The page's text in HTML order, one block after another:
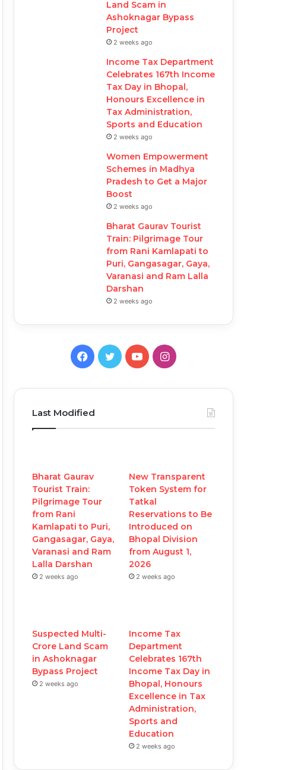
Land Scam in
Ashoknagar Bypass
Project
2 weeks ago
Income Tax Department
Celebrates 167th Income
Tax Day in Bhopal,
Honours Excellence in
Tax Administration,
Sports and Education
2 weeks ago
Women Empowerment
Schemes in Madhya
Pradesh to Get a Major
Boost
2 weeks ago
Bharat Gaurav Tourist
Train: Pilgrimage Tour
from Rani Kamlapati to
Puri, Gangasagar, Gaya,
Varanasi and Ram Lalla
Darshan
2 weeks ago
F
e
o
o
k
T
t
Y
T
b
e
I
t
g
a
Last Modified
Bharat Gaurav
Tourist Train:
Pilgrimage Tour
from Rani
Kamlapati to Puri,
Gangasagar, Gaya,
Varanasi and Ram
Lalla Darshan
2 weeks ago
New Transparent
Token System for
Tatkal
Reservations to Be
Introduced on
Bhopal Division
from August 1,
2026
2 weeks ago
Suspected Multi-
Crore Land Scam
in Ashoknagar
Bypass Project
2 weeks ago
Income Tax
Department
Celebrates 167th
Income Tax Day in
Bhopal, Honours
Excellence in Tax
Administration,
Sports and
Education
2 weeks ago